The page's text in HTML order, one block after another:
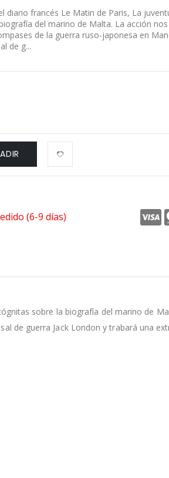
diario francés Le Matin de Paris, La
del marino de Malta. La acción
de la guerra ruso-japonesa en
de g...
(6-9 días)
sobre la biografía del marino de
de guerra Jack London y trabará una